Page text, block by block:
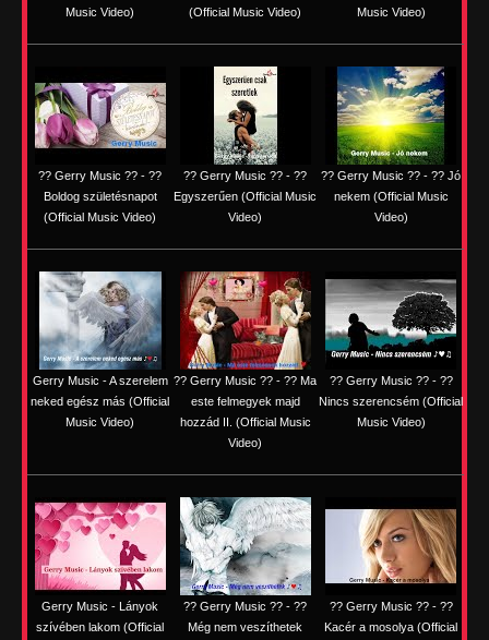
Music Video)
(Official Music Video)
Music Video)
?? Gerry Music ?? - ??
Boldog születésnapot
(Official Music Video)
?? Gerry Music ?? - ??
Egyszerűen (Official Music
Video)
?? Gerry Music ?? - ?? Jó
nekem (Official Music
Video)
Gerry Music - A szerelem
neked egész más (Official
Music Video)
?? Gerry Music ?? - ?? Ma
este felmegyek majd
hozzád II. (Official Music
Video)
?? Gerry Music ?? - ??
Nincs szerencsém (Official
Music Video)
Gerry Music - Lányok
szívében lakom (Official
?? Gerry Music ?? - ??
Még nem veszíthetek
?? Gerry Music ?? - ??
Kacér a mosolya (Official